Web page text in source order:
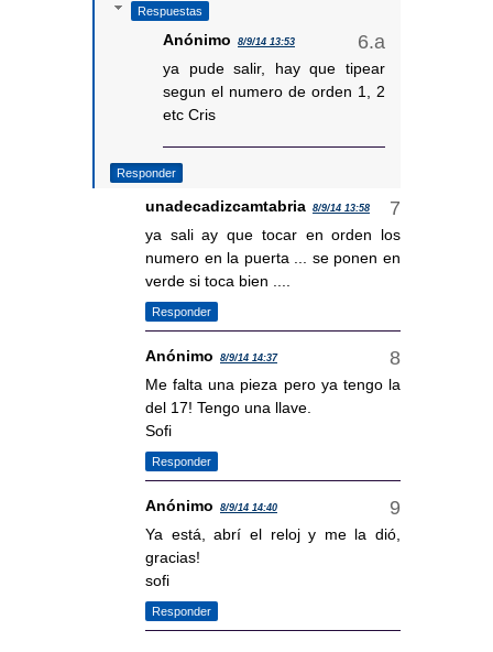
Respuestas
Anónimo 8/9/14 13:53
ya pude salir, hay que tipear
segun el numero de orden 1, 2
etc Cris
Responder
unadecadizcamtabria 8/9/14 13:58
ya sali ay que tocar en orden los
numero en la puerta ... se ponen en
verde si toca bien ....
Responder
Anónimo 8/9/14 14:37
Me falta una pieza pero ya tengo la
del 17! Tengo una llave.
Sofi
Responder
Anónimo 8/9/14 14:40
Ya está, abrí el reloj y me la dió,
gracias!
sofi
Responder